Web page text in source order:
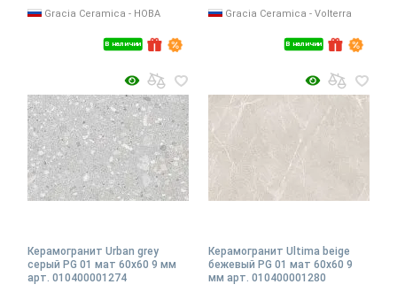
В наличии
Gracia Ceramica - НОВА
В наличии
Gracia Ceramica - Volterra
Керамогранит Urban grey
серый PG 01 мат 60x60 9 мм
арт. 010400001274
Керамогранит Ultima beige
бежевый PG 01 мат 60x60 9
мм арт. 010400001280